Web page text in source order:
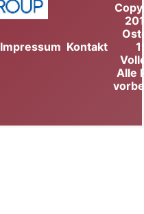
Impressum Kontakt
Alle